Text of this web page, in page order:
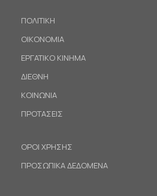
ΠΟΛΙΤΙΚΗ
ΟΙΚΟΝΟΜΙΑ
ΕΡΓΑΤΙΚΟ ΚΙΝΗΜΑ
ΔΙΕΘΝΗ
ΚΟΙΝΩΝΙΑ
ΠΡΟΤΑΣΕΙΣ
ΟΡΟΙ ΧΡΗΣΗΣ
ΠΡΟΣΩΠΙΚΑ ΔΕΔΟΜΕΝΑ